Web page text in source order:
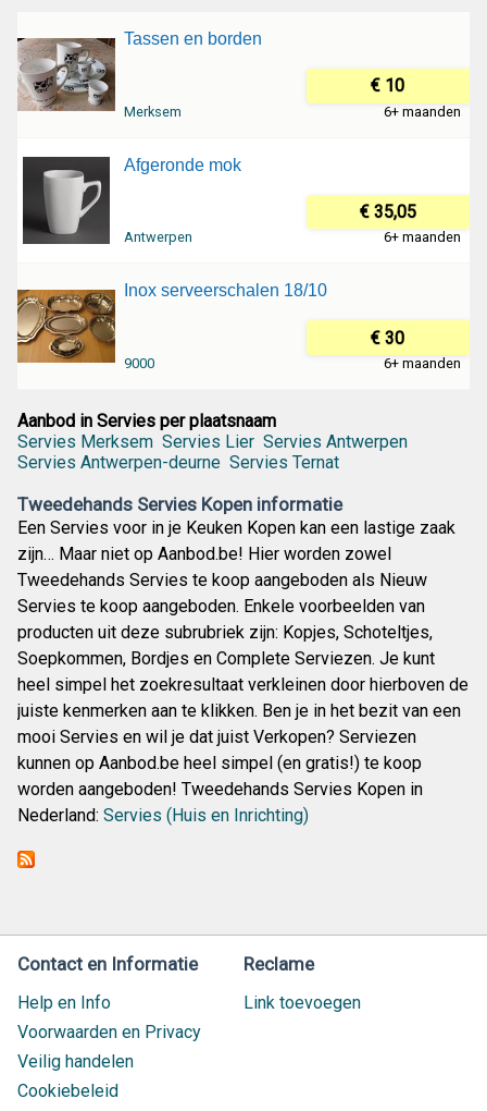
Tassen en borden
€ 10
Merksem 6+ maanden
Afgeronde mok
€ 35,05
Antwerpen 6+ maanden
Inox serveerschalen 18/10
€ 30
9000 6+ maanden
Aanbod in Servies per plaatsnaam
Servies Merksem Servies Lier Servies Antwerpen
Servies Antwerpen-deurne Servies Ternat
Tweedehands Servies Kopen informatie
Een Servies voor in je Keuken Kopen kan een lastige zaak
zijn… Maar niet op Aanbod.be! Hier worden zowel
Tweedehands Servies te koop aangeboden als Nieuw
Servies te koop aangeboden. Enkele voorbeelden van
producten uit deze subrubriek zijn: Kopjes, Schoteltjes,
Soepkommen, Bordjes en Complete Serviezen. Je kunt
heel simpel het zoekresultaat verkleinen door hierboven de
juiste kenmerken aan te klikken. Ben je in het bezit van een
mooi Servies en wil je dat juist Verkopen? Serviezen
kunnen op Aanbod.be heel simpel (en gratis!) te koop
worden aangeboden! Tweedehands Servies Kopen in
Nederland: Servies (Huis en Inrichting)
Contact en Informatie
Help en Info
Voorwaarden en Privacy
Veilig handelen
Cookiebeleid
Reclame
Link toevoegen